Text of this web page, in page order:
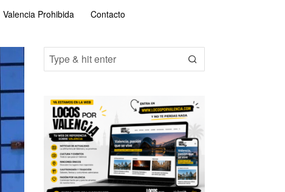
Valencia Prohibida Contacto